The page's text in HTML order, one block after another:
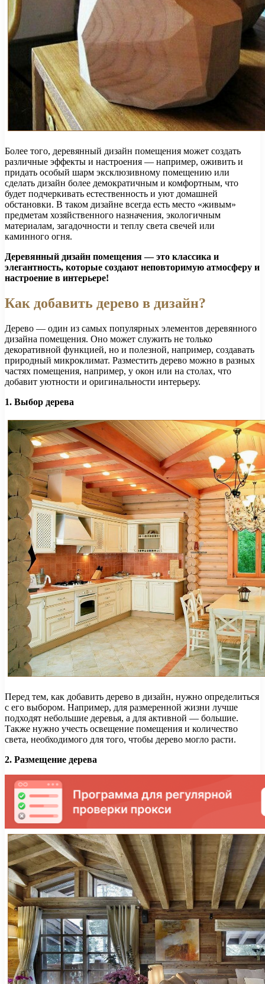
Более того, деревянный дизайн помещения может создать
различные эффекты и настроения — например, оживить и
придать особый шарм эксклюзивному помещению или
сделать дизайн более демократичным и комфортным, что
будет подчеркивать естественность и уют домашней
обстановки. В таком дизайне всегда есть место «живым»
предметам хозяйственного назначения, экологичным
материалам, загадочности и теплу света свечей или
каминного огня.
Деревянный дизайн помещения — это классика и
элегантность, которые создают неповторимую атмосферу и
настроение в интерьере!
Как добавить дерево в дизайн?
Дерево — один из самых популярных элементов деревянного
дизайна помещения. Оно может служить не только
декоративной функцией, но и полезной, например, создавать
природный микроклимат. Разместить дерево можно в разных
частях помещения, например, у окон или на столах, что
добавит уютности и оригинальности интерьеру.
1. Выбор дерева
Перед тем, как добавить дерево в дизайн, нужно определиться
с его выбором. Например, для размеренной жизни лучше
подходят небольшие деревья, а для активной — большие.
Также нужно учесть освещение помещения и количество
света, необходимого для того, чтобы дерево могло расти.
2. Размещение дерева